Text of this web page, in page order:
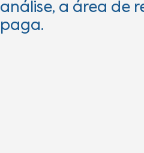
análise, a área de
paga.​